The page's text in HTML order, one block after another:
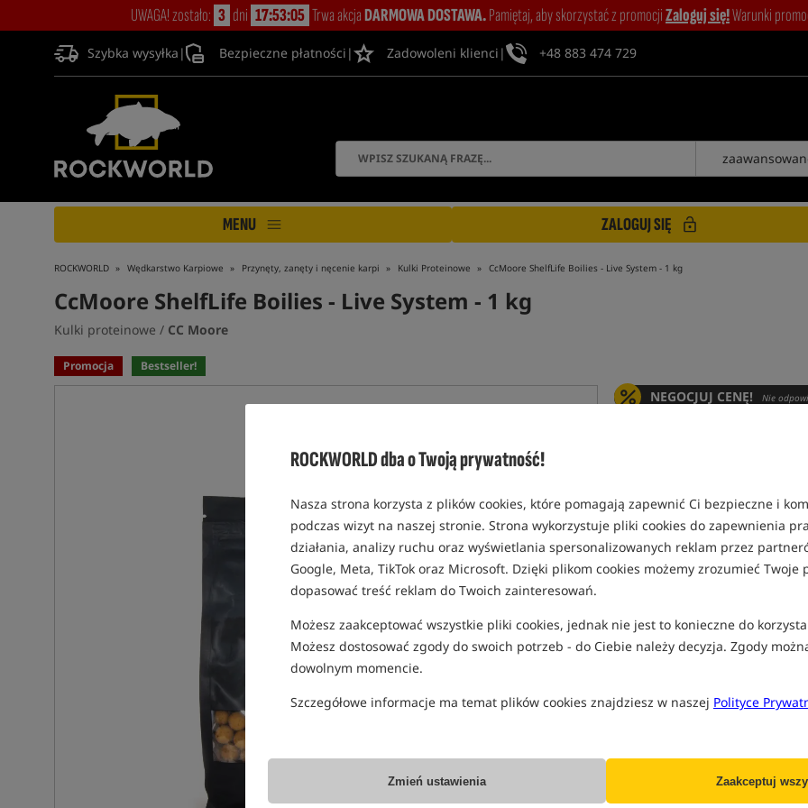
ROCKWORLD dba o Twoją prywatność!
Nasza strona korzysta z plików cookies, które pomagają zapewnić Ci bezpieczne i
podczas wizyt na naszej stronie. Strona wykorzystuje pliki cookies do zapewnienia
działania, analizy ruchu oraz wyświetlania spersonalizowanych reklam przez
Google, Meta, TikTok oraz Microsoft. Dzięki plikom cookies możemy zrozumieć Twoje
dopasować treść reklam do Twoich zainteresowań.
Możesz zaakceptować wszystkie pliki cookies, jednak nie jest to konieczne do
Możesz dostosować zgody do swoich potrzeb - do Ciebie należy decyzja. Zgody
dowolnym momencie.
Szczegółowe informacje ma temat plików cookies znajdziesz w naszej Polityce
Zmień ustawienia Zaakceptuj
UWAGA! zostało: 3 dni 17:53:04 Trwa akcjaDARMOWA DOSTAWA.Pamiętaj, aby skorzystać z promocjiZaloguj się!Warunki
Szybka wysyłka | Bezpieczne płatności | Zadowoleni klienci | +48 883 474 729
MENU ZALOGUJ SIĘ
ROCKWORLD Wędkarstwo Karpiowe Przynęty, zanęty i nęcenie karpi Kulki Proteinowe CcMoore ShelfLife Boilies - Live System - 1 kg
CcMoore ShelfLife Boilies - Live System - 1 kg
Kulki proteinowe / CC Moore
Promocja Bestseller!
NEGOCJUJ CENĘ! Nie
rozmiar 15 mm / 1 kg
MPN: 95418
EAN: 634158440984
Koniec
SPODZIEWANA WYSYŁKA
rozmiar 18 mm / 1 kg
EAN: 634158440991
Koniec
SPODZIEWANA WYSYŁKA
rozmiar 24 mm / 1 kg